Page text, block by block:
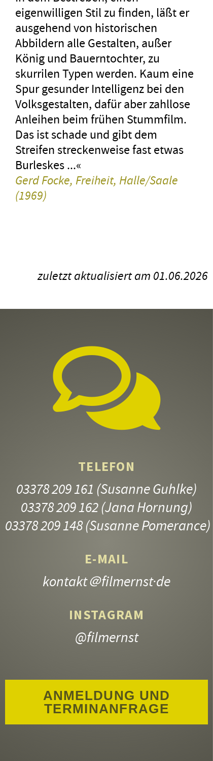
eigenwilligen Stil zu finden, läßt er
ausgehend von historischen
Abbildern alle Gestalten, außer
König und Bauerntochter, zu
skurrilen Typen werden. Kaum eine
Spur gesunder Intelligenz bei den
Volksgestalten, dafür aber zahllose
Anleihen beim frühen Stummfilm.
Das ist schade und gibt dem
Streifen streckenweise fast etwas
Burleskes ...«
Gerd Focke, Freiheit, Halle/Saale
(1969)
zuletzt aktualisiert am 01.06.2026
TELEFON
03378 209 161 (Susanne Guhlke)
03378 209 162(Jana Hornung)
03378 209 148(Susanne Pomerance)
E-MAIL
kontakt＠filmernst·de
INSTAGRAM
@filmernst
ANMELDUNG UND
TERMINANFRAGE